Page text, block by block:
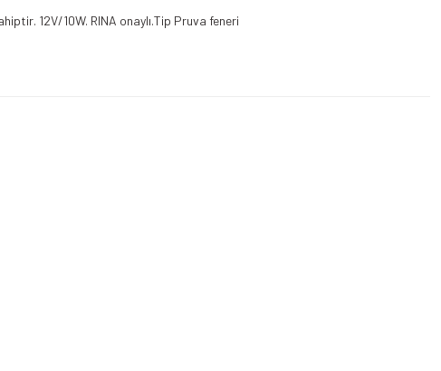
12V/10W. RINA onaylı.Tip Pruva feneri